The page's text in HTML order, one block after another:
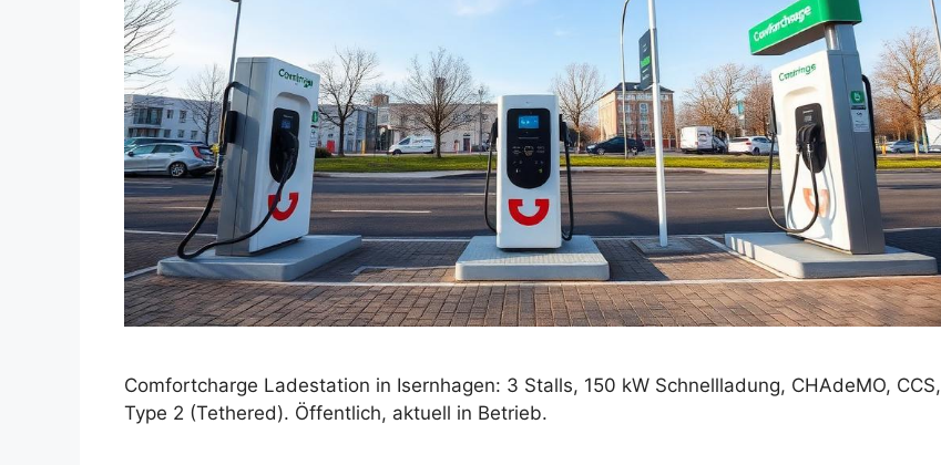
Comfortcharge Ladestation in Isernhagen: 3 Stalls, 150 kW Schnellladung, CHAdeMO, CCS,
Type 2 (Tethered). Öffentlich, aktuell in Betrieb.